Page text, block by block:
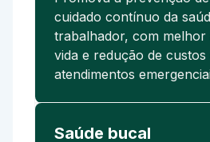
cuidado contínuo da
trabalhador, com melhor
vida e redução de custos
atendimentos
Saúde bucal